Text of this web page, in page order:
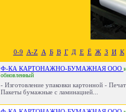
0-9 A-Z А Б В Г Д Е Ё Ж З И К
Ф-КА КАРТОНАЖНО-БУМАЖНАЯ ООО
обновленный
- Изготовление упаковки картонной -
Пакеты бумажные с ламинацией...